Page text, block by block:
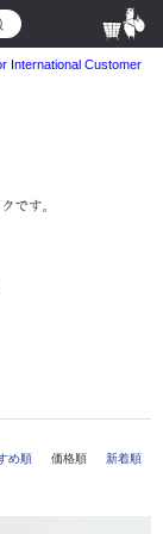
International Customer
め順 価格順 新着順